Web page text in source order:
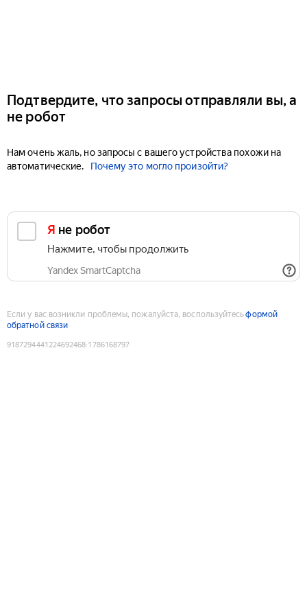
Подтвердите, что запросы отправляли вы, а
не робот
Нам очень жаль, но запросы с вашего устройства похожи на
автоматические.
Почему это могло произойти?
Я не робот
Нажмите, чтобы продолжить
Yandex SmartCaptcha
Если у вас возникли проблемы, пожалуйста, воспользуйтесьформой
обратной связи
9187294441224692468:1786168797